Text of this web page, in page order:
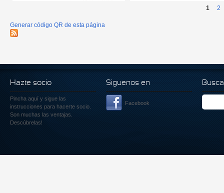
1 2
Generar código QR de esta página
Hazte socio
Pincha aquí y sigue las
instrucciones para hacerte socio.
Son muchas las ventajas.
Descúbrelas!
Siguenos en
Facebook